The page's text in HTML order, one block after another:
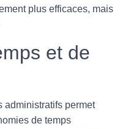
plus efficaces, mais
et de
administratifs permet
de temps